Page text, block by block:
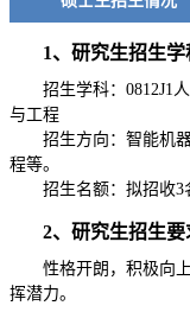
1、研究生招生
招生学科：0812J1
与工程
招生方向：智能机
程等。
招生名额：拟招收3
2、研究生招生要
性格开朗，积极向
挥潜力。